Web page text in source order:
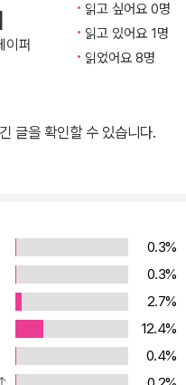
이퍼
읽고 싶어요 0명
읽고 있어요 1명
읽었어요 8명
글을 확인할 수 있습니다.
0.3%
0.3%
2.7%
12.4%
0.4%